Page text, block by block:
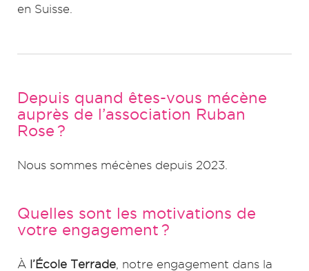
en Suisse.
Depuis quand êtes-vous mécène
auprès de l’association Ruban
Rose ?
Nous sommes mécènes depuis 2023.
Quelles sont les motivations de
votre engagement ?
À l’École Terrade , notre engagement dans la